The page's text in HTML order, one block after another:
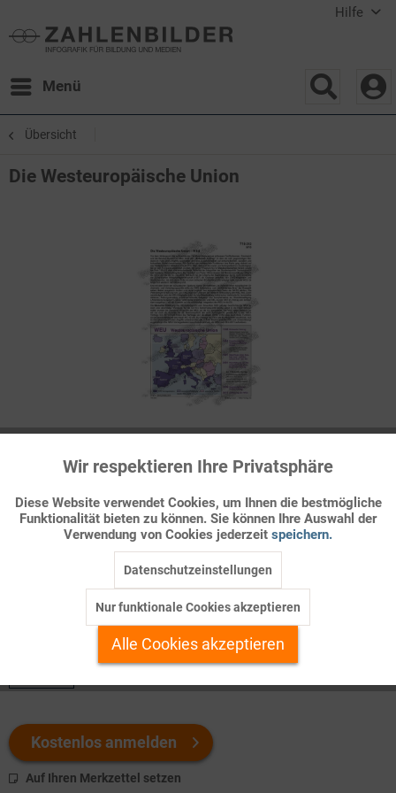
Hilfe
Menü
Übersicht
Die Westeuropäische Union
Die Westeuropäische Union – WEU
Vor dem Hintergrund des aufbrechenden Ost-West-Gegensatzes
schlossen Großbritannien, Frankreich und die Benelux-Staaten
Welchen Download brauchen Sie?
Kostenlos anmelden
Auf Ihren Merkzettel setzen
Funktionale Aktiv
Marketing Inaktiv
Personalisierung Inaktiv
Service
Wir respektieren Ihre Privatsphäre
Diese Website verwendet Cookies, um Ihnen die bestmögliche
Funktionalität bieten zu können. Sie können Ihre Auswahl der
Verwendung von Cookies jederzeit speichern.
Datenschutzeinstellungen
Nur funktionale Cookies akzeptieren
Alle Cookies akzeptieren